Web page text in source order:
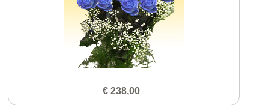
€ 238,00